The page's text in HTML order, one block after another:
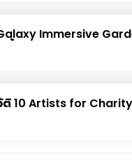
Immersive
ำ ผ่านจอดิจิทัลแคนวาส
ติ 10 Artists for
หนุน Soft Power